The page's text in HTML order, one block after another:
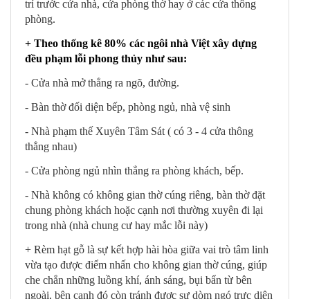
trí trước cửa nhà, cửa phòng thờ hay ở các cửa thông
phòng.
+ Theo thống kê 80% các ngôi nhà Việt xây dựng
đều phạm lỗi phong thủy như sau:
- Cửa nhà mở thẳng ra ngõ, đường.
- Bàn thờ đối diện bếp, phòng ngủ, nhà vệ sinh
- Nhà phạm thế Xuyên Tâm Sát ( có 3 - 4 cửa thông
thẳng nhau)
- Cửa phòng ngủ nhìn thẳng ra phòng khách, bếp.
- Nhà không có không gian thờ cúng riêng, bàn thờ đặt
chung phòng khách hoặc cạnh nơi thường xuyên đi lại
trong nhà (nhà chung cư hay mắc lỗi này)
+ Rèm hạt gỗ là sự kết hợp hài hòa giữa vai trò tâm linh
vừa tạo được điểm nhấn cho không gian thờ cúng, giúp
che chắn những luồng khí, ánh sáng, bụi bẩn từ bên
ngoài, bên cạnh đó còn tránh được sự dòm ngó trực diện